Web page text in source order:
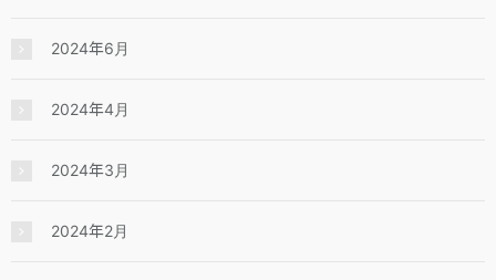
2024年6月
2024年4月
2024年3月
2024年2月